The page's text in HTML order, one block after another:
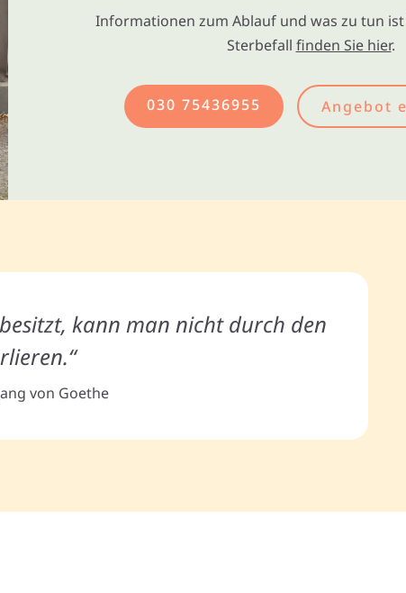
Informationen zum Ablauf und was zu tun
Sterbefall finden Sie hier.
030 75436955 Angebot
kann man nicht durch den
von Goethe